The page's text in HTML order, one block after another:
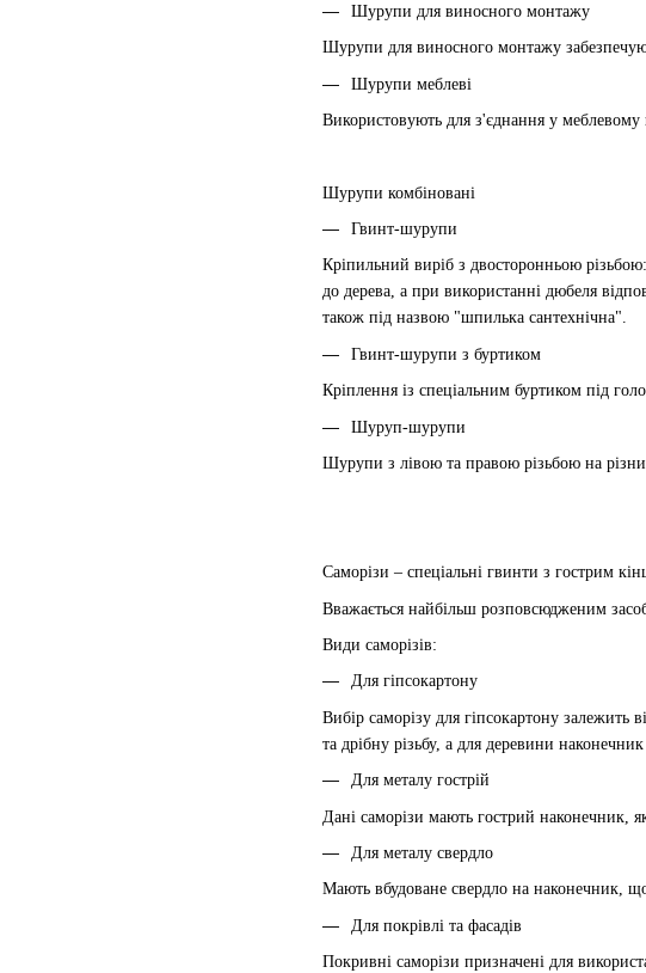
Шурупи для виносного монтажу
Шурупи для виносного монтажу
Шурупи меблеві
Використовують для з'єднання у меблевому
Шурупи комбіновані
Гвинт-шурупи
Кріпильний виріб з двосторонньою
до дерева, а при використанні дюбеля
також під назвою "шпилька сантехнічна".
Гвинт-шурупи з буртиком
Кріплення із спеціальним буртиком під
Шуруп-шурупи
Шурупи з лівою та правою різьбою на
Саморізи – спеціальні гвинти з гострим
Вважається найбільш розповсюдженим
Види саморізів:
Для гіпсокартону
Вибір саморізу для гіпсокартону залежить
та дрібну різьбу, а для деревини
Для металу гострій
Дані саморізи мають гострий наконечник,
Для металу свердло
Мають вбудоване свердло на наконечник,
Для покрівлі та фасадів
Покривні саморізи призначені для